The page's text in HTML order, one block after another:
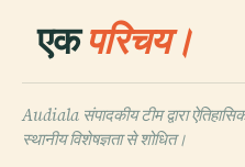
एकपरिचय।
Audiala संपादकीय टीम द्वारा
स्थानीय विशेषज्ञता से शोधित।